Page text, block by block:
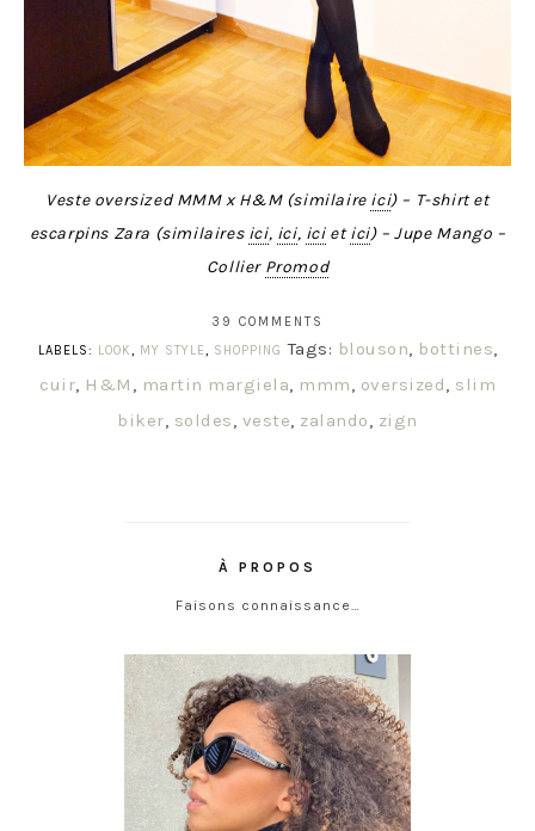
Veste oversized MMM x H&M (similaire ici) – T-shirt et
escarpins Zara (similaires ici, ici, icietici) – Jupe Mango –
Collier Promod
39 COMMENTS
LABELS:
LOOK, MY STYLE, SHOPPING Tags: blouson, bottines,
cuir, H&M , martin margiela, mmm, oversized, slim
biker, soldes, veste, zalando, zign
À PROPOS
Faisons connaissance…